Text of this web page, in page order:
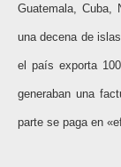
Guatemala, Cuba,
una decena de
el país exporta
generaban una
parte se paga en